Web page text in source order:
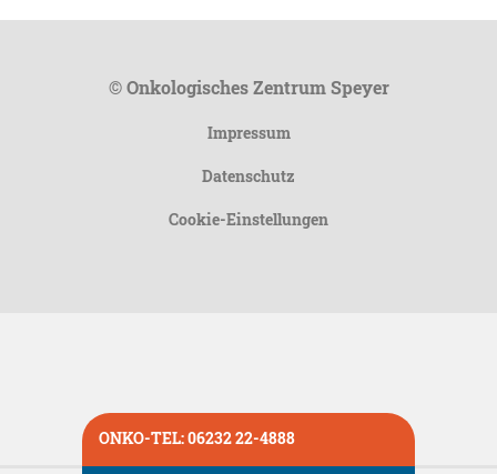
© Onkologisches Zentrum Speyer
Impressum
Datenschutz
Cookie-Einstellungen
ONKO-TEL: 06232 22-4888